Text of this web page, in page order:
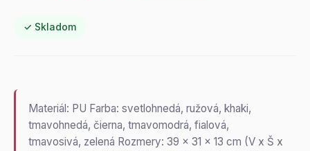
✓ Skladom
Materiál: PU Farba: svetlohnedá, ružová, khaki,
tmavohnedá, čierna, tmavomodrá, fialová,
tmavosivá, zelená Rozmery: 39 x 31 x 13 cm (V x Š x